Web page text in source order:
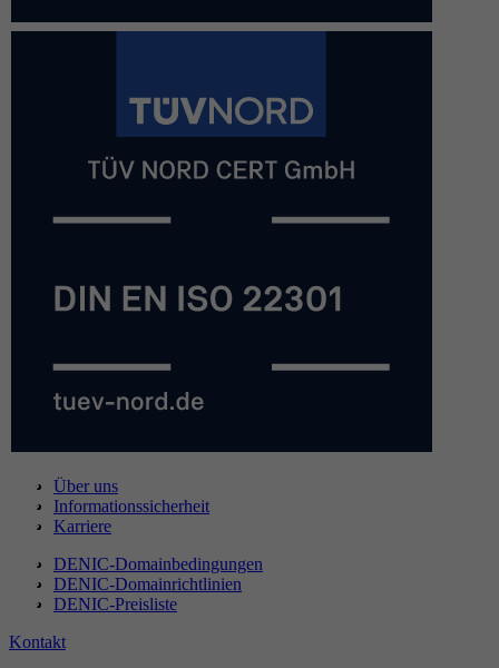
Über uns
Informationssicherheit
Karriere
DENIC-Domainbedingungen
DENIC-Domainrichtlinien
DENIC-Preisliste
Kontakt